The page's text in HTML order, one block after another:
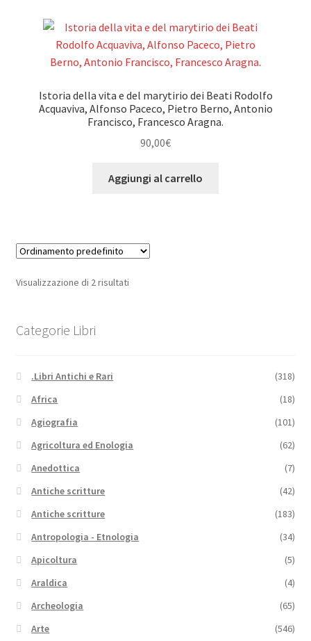
Istoria della vita e del marytirio dei Beati Rodolfo
Acquaviva, Alfonso Paceco, Pietro Berno, Antonio
Francisco, Francesco Aragna.
90,00€
Aggiungi al carrello
Visualizzazione di 2 risultati
Categorie Libri
.Libri Antichi e Rari
(318)
Africa
(18)
Agiografia
(101)
Agricoltura ed Enologia
(62)
Anedottica
(7)
Antiche scritture
(42)
Antiche scritture
(183)
Antropologia - Etnologia
(34)
Apicoltura
(5)
Araldica
(4)
Archeologia
(65)
Arte
(546)